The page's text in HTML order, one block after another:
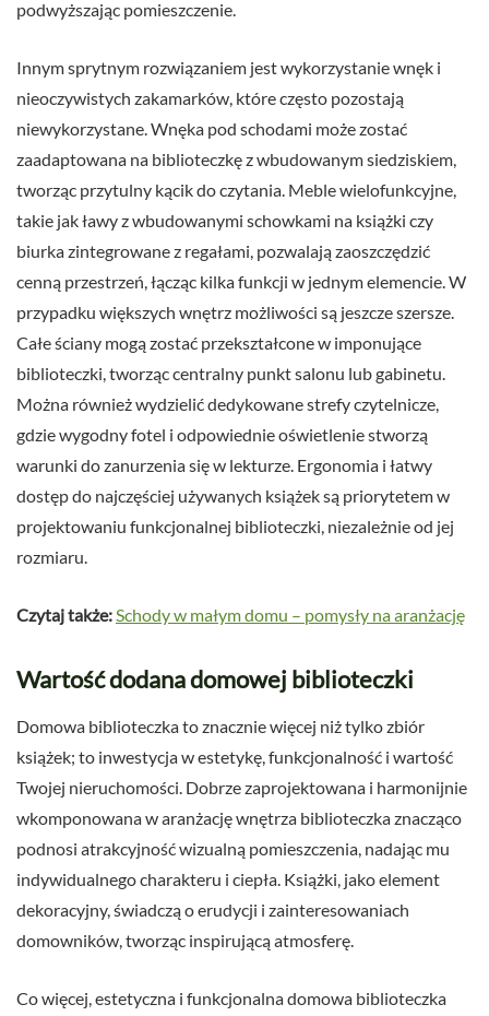
podwyższając pomieszczenie.
Innym sprytnym rozwiązaniem jest wykorzystanie wnęk i
nieoczywistych zakamarków, które często pozostają
niewykorzystane. Wnęka pod schodami może zostać
zaadaptowana na biblioteczkę z wbudowanym siedziskiem,
tworząc przytulny kącik do czytania. Meble wielofunkcyjne,
takie jak ławy z wbudowanymi schowkami na książki czy
biurka zintegrowane z regałami, pozwalają zaoszczędzić
cenną przestrzeń, łącząc kilka funkcji w jednym elemencie. W
przypadku większych wnętrz możliwości są jeszcze szersze.
Całe ściany mogą zostać przekształcone w imponujące
biblioteczki, tworząc centralny punkt salonu lub gabinetu.
Można również wydzielić dedykowane strefy czytelnicze,
gdzie wygodny fotel i odpowiednie oświetlenie stworzą
warunki do zanurzenia się w lekturze. Ergonomia i łatwy
dostęp do najczęściej używanych książek są priorytetem w
projektowaniu funkcjonalnej biblioteczki, niezależnie od jej
rozmiaru.
Czytaj także:Schody w małym domu – pomysły na aranżację
Wartość dodana domowej biblioteczki
Domowa biblioteczka to znacznie więcej niż tylko zbiór
książek; to inwestycja w estetykę, funkcjonalność i wartość
Twojej nieruchomości. Dobrze zaprojektowana i harmonijnie
wkomponowana w aranżację wnętrza biblioteczka znacząco
podnosi atrakcyjność wizualną pomieszczenia, nadając mu
indywidualnego charakteru i ciepła. Książki, jako element
dekoracyjny, świadczą o erudycji i zainteresowaniach
domowników, tworząc inspirującą atmosferę.
Co więcej, estetyczna i funkcjonalna domowa biblioteczka